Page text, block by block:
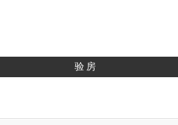
验房